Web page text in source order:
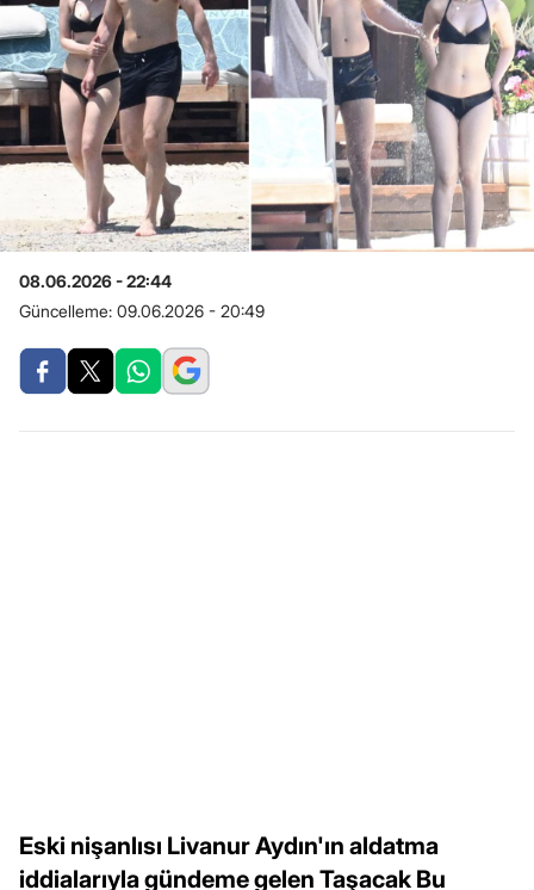
08.06.2026 - 22:44
Güncelleme: 09.06.2026 - 20:49
Eski nişanlısı Livanur Aydın'ın aldatma
iddialarıyla gündeme gelen Taşacak Bu